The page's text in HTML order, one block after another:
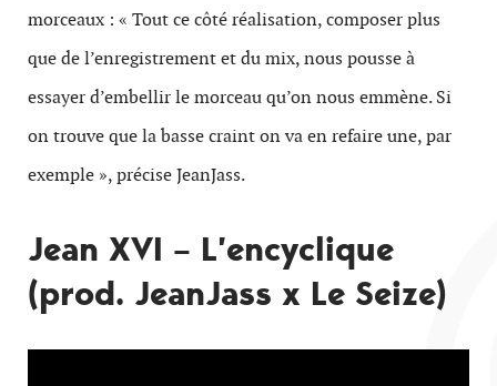
morceaux : « Tout ce côté réalisation, composer plus
que de l’enregistrement et du mix, nous pousse à
essayer d’embellir le morceau qu’on nous emmène. Si
on trouve que la basse craint on va en refaire une, par
exemple », précise JeanJass.
Jean XVI – L’encyclique
(prod. JeanJass x Le Seize)